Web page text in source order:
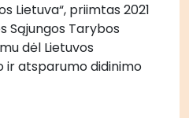
Lietuva“, priimtas 2021
Sąjungos Tarybos
dėl Lietuvos
ir atsparumo didinimo